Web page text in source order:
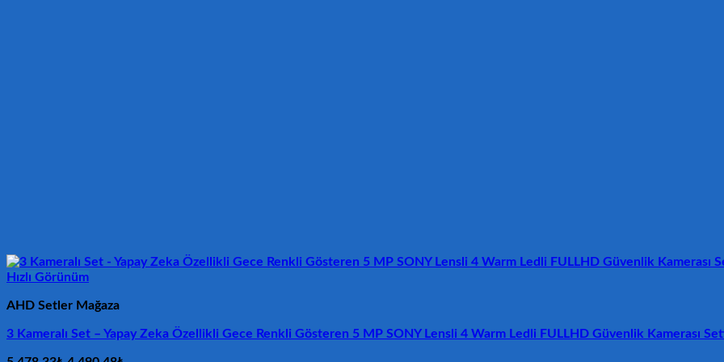
Hızlı Görünüm
AHD Setler Mağaza
3 Kameralı Set – Yapay Zeka Özellikli Gece Renkli Gösteren 5 MP SONY Lensli 4 Warm Ledli FULLHD Güvenlik Kamerası